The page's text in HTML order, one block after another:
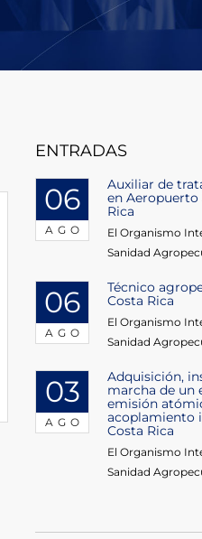
ENTRADAS
06
AGO
Auxiliar de
en Aeropuerto
Rica
El Organismo
Sanidad
06
AGO
Técnico
Costa Rica
El Organismo
Sanidad
03
AGO
Adquisición,
marcha de un
emisión
acoplamiento
Costa Rica
El Organismo
Sanidad